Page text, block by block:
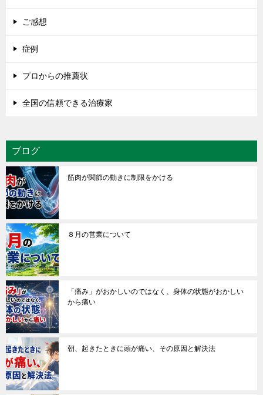
ご感想
症例
プロからの推薦状
全国の信頼できる治療家
ブログ
筋肉が関節の動きに制限をかける
８月の営業について
「痛み」がおかしいのではなく、身体の状態がおかしい
から痛い
朝、起きたときに頭が痛い、その原因と解決法